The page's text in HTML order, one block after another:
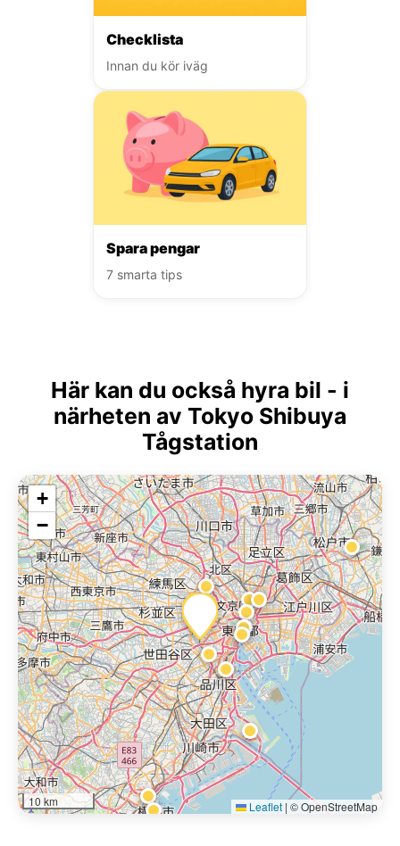
Checklista
Innan du kör iväg
Spara pengar
7 smarta tips
Här kan du också hyra bil - i
närheten av Tokyo Shibuya
Tågstation
+
−
10 km Leaflet | © OpenStreetMap